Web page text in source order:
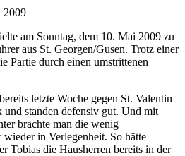
2009
am Sonntag, dem 10. Mai 2009 zu
aus St. Georgen/Gusen. Trotz einer
Partie durch einen umstrittenen
letzte Woche gegen St. Valentin
und standen defensiv gut. Und mit
brachte man die wenig
wieder in Verlegenheit. So hätte
Tobias die Hausherren bereits in der